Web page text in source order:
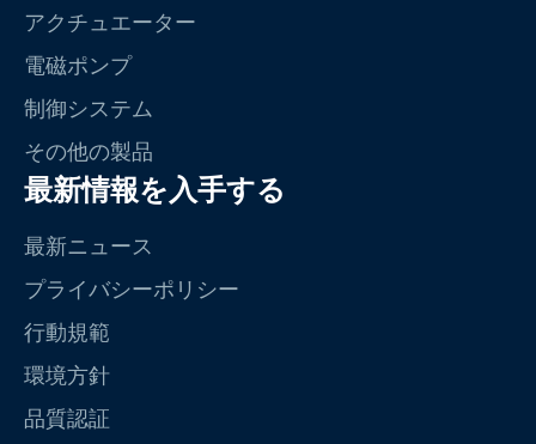
アクチュエーター
電磁ポンプ
制御システム
その他の製品
最新情報を入手する
最新ニュース
プライバシーポリシー
行動規範
環境方針
品質認証